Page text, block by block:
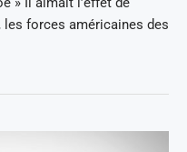
les forces américaines des